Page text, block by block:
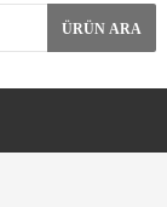
ÜRÜN ARA